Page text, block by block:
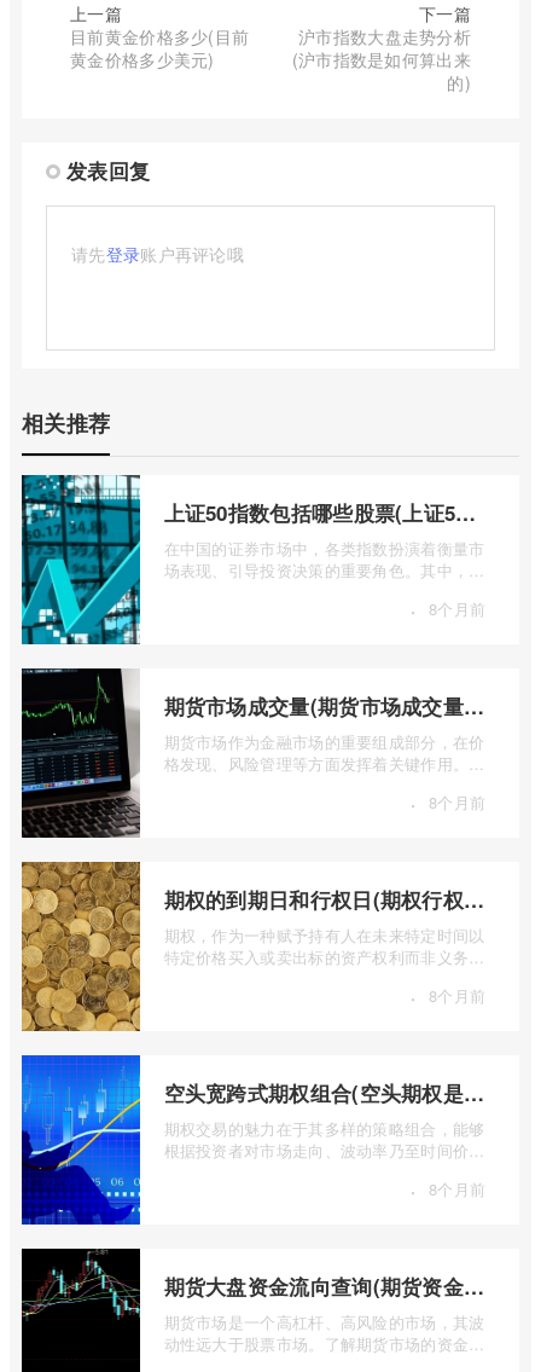
上一篇
目前黄金价格多少(目前
黄金价格多少美元)
下一篇
沪市指数大盘走势分析
(沪市指数是如何算出来
的)
发表回复
请先登录账户再评论哦
相关推荐
上证50指数包括哪些股票(上证50指数包含哪些股票)
在中国的证券市场中，各类指数扮演着衡量市
场表现、引导投资决策的重要角色。其中，上
· 8个月前
期货市场成交量(期货市场成交量萎缩)
期货市场作为金融市场的重要组成部分，在价
格发现、风险管理等方面发挥着关键作用。近
· 8个月前
期权的到期日和行权日(期权行权日到期虚值期权都将清零)
期权，作为一种赋予持有人在未来特定时间以
特定价格买入或卖出标的资产权利而非义务的
· 8个月前
空头宽跨式期权组合(空头期权是什么意思)
期权交易的魅力在于其多样的策略组合，能够
根据投资者对市场走向、波动率乃至时间价值
· 8个月前
期货大盘资金流向查询(期货资金流向查询)
期货市场是一个高杠杆、高风险的市场，其波
动性远大于股票市场。了解期货市场的资金流